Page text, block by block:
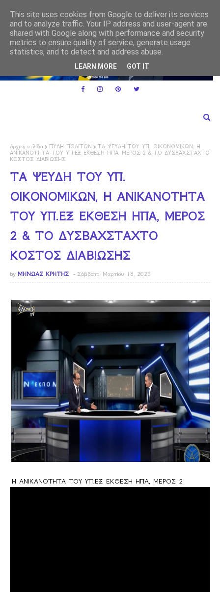
Ε.Ε. και ειδικό καθεστώς ΦΠΑ για τις μικρές επιχειρήσεις
Αρχική σελίδα ΠΥΛΗ ΠΟΛΙΤΩΝ
ΤΑ ΨΕΥΔΗ ΤΟΥ ΥΠ. ΟΙΚΟΝΟΜΙΚΩΝ, Η
ΑΝΙΚΑΝΟΤΗΤΑ ΤΟΥ ΥΠ.ΕΞ ΕΚΘΕΣΗ ΗΠΑ, ΜΕΡΟΣ 2 & ΤΟ ΔΥΣΒΑΧΣΤΑΧΤΟ
ΚΟΣΤΟΣ ΔΙΑΒΙΩΣΗΣ
ΤΑ ΨΕΥΔΗ ΤΟΥ ΥΠ.
ΟΙΚΟΝΟΜΙΚΩΝ, Η ΑΝΙΚΑΝΟΤΗΤΑ
ΤΟΥ ΥΠ.ΕΞ ΕΚΘΕΣΗ ΗΠΑ, ΜΕΡΟΣ
2 & ΤΟ ΔΥΣΒΑΧΣΤΑΧΤΟ
ΚΟΣΤΟΣ ΔΙΑΒΙΩΣΗΣ
by ΜΗΝΩΑΣ ΚΡΗΤΗΣ Σάββατο, Μαρτίου 18, 2023
Η ΑΝΙΚΑΝΟΤΗΤΑ ΤΟΥ ΥΠ.ΕΞ ΕΚΘΕΣΗ ΗΠΑ, ΜΕΡΟΣ 2
This site uses cookies from Google to deliver its services
and to analyze traffic. Your IP address and user-agent are
shared with Google along with performance and security
metrics to ensure quality of service, generate usage
statistics, and to detect and address abuse.
LEARN MORE GOT IT